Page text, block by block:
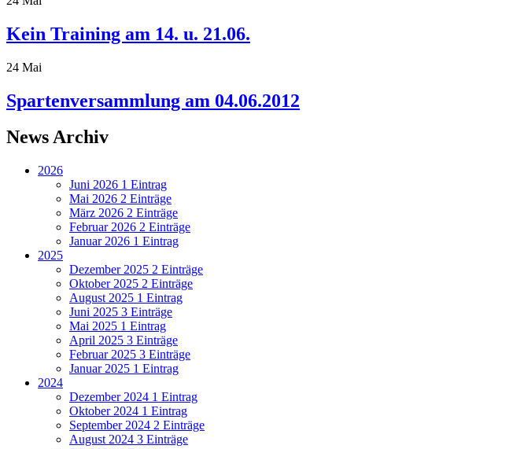
Kein Training am 14. u. 21.06.
24 Mai
Spartenversammlung am 04.06.2012
News Archiv
2026
Juni 2026 1 Eintrag
Mai 2026 2 Einträge
März 2026 2 Einträge
Februar 2026 2 Einträge
Januar 2026 1 Eintrag
2025
Dezember 2025 2 Einträge
Oktober 2025 2 Einträge
August 2025 1 Eintrag
Juni 2025 3 Einträge
Mai 2025 1 Eintrag
April 2025 3 Einträge
Februar 2025 3 Einträge
Januar 2025 1 Eintrag
2024
Dezember 2024 1 Eintrag
Oktober 2024 1 Eintrag
September 2024 2 Einträge
August 2024 3 Einträge